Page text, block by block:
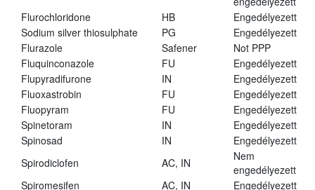
Flurochloridone
HB
Engedélyezett
Sodium silver thiosulphate
PG
Engedélyezett
Flurazole
Safener
Not PPP
Fluquinconazole
FU
Engedélyezett
Flupyradifurone
IN
Engedélyezett
Fluoxastrobin
FU
Engedélyezett
Fluopyram
FU
Engedélyezett
Spinetoram
IN
Engedélyezett
Spinosad
IN
Engedélyezett
Spirodiclofen
AC, IN
Nem
engedélyezett
Spiromesifen
AC, IN
Engedélyezett